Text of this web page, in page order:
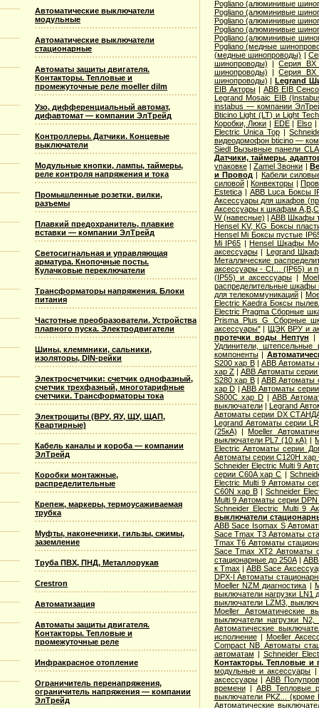
Автоматические выключатели
модульные
Автоматические выключатели
стационарные
Автоматы защиты двигателя.
Контакторы. Тепловые и
промежуточные реле moeller dilm
Узо, дифференциальный автомат,
дифавтомат — компании ЭлТрейд
Контроллеры. Датчики. Концевые
выключатели
Модульные кнопки, лампы, таймеры,
реле контроля напряжения и тока
Промышленные розетки, вилки,
разъемы
Плавкий предохранитель, плавкие
вставки — компании ЭлТрейд
Светосигнальная и управляющая
арматура. Кнопочные посты.
Кулачковые переключатели
Трансформаторы напряжения. Блоки
питания
Частотные преобразователи. Устройства
плавного пуска. Электродвигатели
Шины, клеммники, сальники,
изоляторы, DIN-рейки
Электросчетчики: счетчик однофазный,
счетчик трехфазный, многотарифные
счетчики. Трансформаторы тока
Электрощиты (ВРУ, ЯУ, ЩУ, ЩАП,
Квартирные)
Кабель каналы и короба — компании
ЭлТрейд
Коробки монтажные,
распределительные
Крепеж, маркеры, термоусаживаемая
трубка
Муфты, наконечники, гильзы, сжимы,
заземление
Труба ПВХ, ПНД, Металлорукав
Crestron
Автоматизация
Автоматы защиты двигателя.
Контакторы. Тепловые и
промежуточные реле
Инфракрасное отопление
Ограничитель перенапряжения,
ограничитель напряжения — компании
ЭлТрейд
Pogliano (алюминивые
Pogliano (алюминивые
Pogliano (алюминивые
Pogliano (алюминивые
Pogliano (алюминивые
Pogliano (медные
(медные шинопроводы) |
шинопроводы) |Серия ВХ
шинопроводы) |Серия ВХ
шинопроводы) | Legrand
EIB Акторы| ABB EIB
Legrand Mosaic ЕIB
instabus — компании
Bticino Light (LT) и Light
Коробки, Люки | EDE| Elso|
Electric Unica Top|
видеодомофон bticino —
Siedl Вызывные панели
Датчики, таймеры,
упаковке|Zamel Звонки |
и Провод | Кабели
силовой|Конвекторы |
Estetica| ABB Luca Боксы
Аксессуары для шкафов
Аксессуары к шкафам
W (навесные) |ABB Шкафы
Hensel KV, KG Боксы
Hensel Mi Боксы пустые
Mi IP65 |Hensel Шкафы
аксессуары| Legrand
Металлические
аксессуары - CI… (IP65) и
(IP55) и аксессуары|
распределительные
для телекоммуникаций|
Electric Kaedra Боксы
Electric Pragma Сборные
Prisma Plus G Сборные
аксессуары"|ЩЭК ВРУ и
протечки воды Нептун
Удлинители, штепсельные
компоненты|
S200 хар B| ABB Автоматы
хар Z| ABB Автоматы
S280 хар B| ABB Автоматы
хар D | ABB Автоматы
S800C хар D|ABB
выключатели| Legrand
Автоматы серии DX
Legrand Автоматы серии
(25кА) |Moeller
выключатели PL7 (10 кА) |
Electric Aвтоматы серии
Автоматы серии C120H хар
Schneider Electric Multi 9
серии C60A хар C |
Electric Multi 9 Автоматы
C60N хар B| Schneider
Multi 9 Автоматы серии
Schneider Electric Multi 9
выключатели
ABB Sace Isomax S
Sace Tmax T3 Автоматы
Tmax T6 Автоматы
Sace Tmax XT2 Автоматы
стационарные до 250А|
к Tmax | ABB Sace
DPX-I Автоматы
Moeller NZM диагностика |
выключатели нагрузки LN1
выключатели LZM3,
Moeller Автоматические
выключатели нагрузки
Автоматические
исполнение| Moeller
Compact NB Автоматы
автоматам | Schneider
Контакторы. Тепловые и
модульные и аксессуары
аксессуары|ABB
времени| ABB Тепловые
выключатели PKZ... (кроме
Автоматические